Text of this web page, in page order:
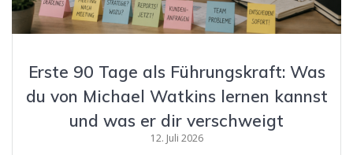
Erste 90 Tage als Führungskraft: Was
du von Michael Watkins lernen kannst
und was er dir verschweigt
12. Juli 2026